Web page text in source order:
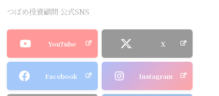
つばめ投資顧問 公式SNS
YouTube X
Facebook Instagram